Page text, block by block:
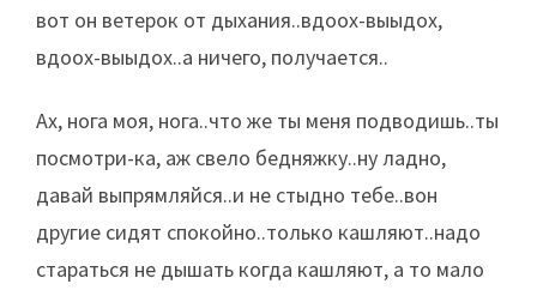
вот он ветерок от дыхания..вдоох-выыдох,
вдоох-выыдох..а ничего, получается..
Ах, нога моя, нога..что же ты меня подводишь..ты
посмотри-ка, аж свело бедняжку..ну ладно,
давай выпрямляйся..и не стыдно тебе..вон
другие сидят спокойно..только кашляют..надо
стараться не дышать когда кашляют, а то мало